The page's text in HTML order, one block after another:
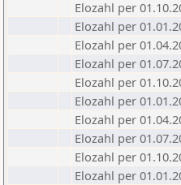
Elozahl per
Elozahl per
Elozahl per
Elozahl per
Elozahl per
Elozahl per
Elozahl per
Elozahl per
Elozahl per
Elozahl per